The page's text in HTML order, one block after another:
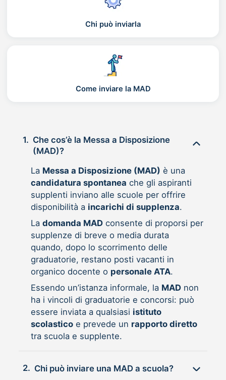
Chi può inviarla
Come inviare la MAD
1. Che cos’è la Messa a Disposizione
(MAD)?
La Messa a Disposizione (MAD) è una
candidatura spontanea che gli aspiranti
supplenti inviano alle scuole per offrire
disponibilità a incarichi di supplenza.
La domanda MADconsente di proporsi per
supplenze di breve o media durata
quando, dopo lo scorrimento delle
graduatorie, restano posti vacanti in
organico docente o personale ATA.
Essendo un’istanza informale, la MADnon
ha i vincoli di graduatorie e concorsi: può
essere inviata a qualsiasi istituto
scolasticoe prevede un rapporto diretto
tra scuola e supplente.
2. Chi può inviare una MAD a scuola?